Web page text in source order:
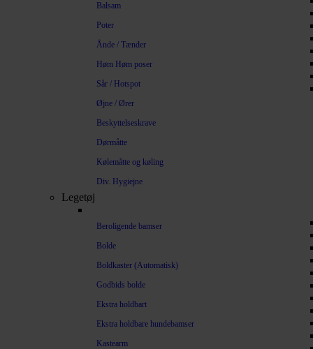
Balsam
Poter
Ånde / Tænder
Høm Høm poser
Sår / Hotspot
Øjne / Ører
Beskyttelseskrave
Dørmåtte
Kølemåtte og køling
Div. Hygiejne
Legetøj
Beroligende bamser
Bolde
Boldkaster (Automatisk)
Godbids bolde
Ekstra holdbart
Ekstra holdbare hundebamser
Kastearm